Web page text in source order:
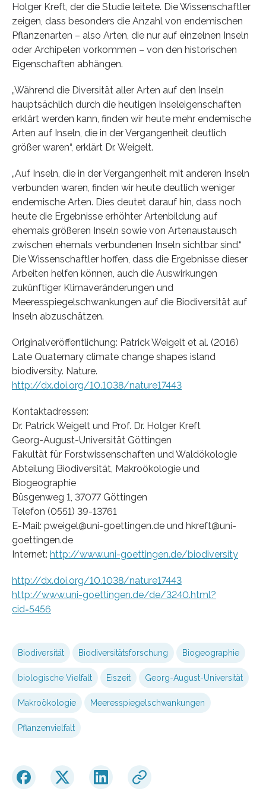
Holger Kreft, der die Studie leitete. Die Wissenschaftler
zeigen, dass besonders die Anzahl von endemischen
Pflanzenarten – also Arten, die nur auf einzelnen Inseln
oder Archipelen vorkommen – von den historischen
Eigenschaften abhängen.
„Während die Diversität aller Arten auf den Inseln
hauptsächlich durch die heutigen Inseleigenschaften
erklärt werden kann, finden wir heute mehr endemische
Arten auf Inseln, die in der Vergangenheit deutlich
größer waren“, erklärt Dr. Weigelt.
„Auf Inseln, die in der Vergangenheit mit anderen Inseln
verbunden waren, finden wir heute deutlich weniger
endemische Arten. Dies deutet darauf hin, dass noch
heute die Ergebnisse erhöhter Artenbildung auf
ehemals größeren Inseln sowie von Artenaustausch
zwischen ehemals verbundenen Inseln sichtbar sind.“
Die Wissenschaftler hoffen, dass die Ergebnisse dieser
Arbeiten helfen können, auch die Auswirkungen
zukünftiger Klimaveränderungen und
Meeresspiegelschwankungen auf die Biodiversität auf
Inseln abzuschätzen.
Originalveröffentlichung: Patrick Weigelt et al. (2016)
Late Quaternary climate change shapes island
biodiversity. Nature.
http://dx.doi.org/10.1038/nature17443
Kontaktadressen:
Dr. Patrick Weigelt und Prof. Dr. Holger Kreft
Georg-August-Universität Göttingen
Fakultät für Forstwissenschaften und Waldökologie
Abteilung Biodiversität, Makroökologie und
Biogeographie
Büsgenweg 1, 37077 Göttingen
Telefon (0551) 39-13761
E-Mail: pweigel@uni-goettingen.de und hkreft@uni-
goettingen.de
Internet: http://www.uni-goettingen.de/biodiversity
http://dx.doi.org/10.1038/nature17443
http://www.uni-goettingen.de/de/3240.html?
cid=5456
Biodiversität Biodiversitätsforschung Biogeographie
biologische Vielfalt Eiszeit Georg-August-Universität
Makroökologie Meeresspiegelschwankungen
Pflanzenvielfalt